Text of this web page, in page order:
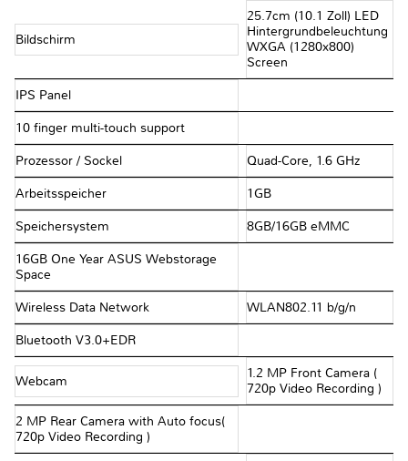
Bildschirm
25.7cm (10.1 Zoll) LED
Hintergrundbeleuchtung
WXGA (1280x800)
Screen
IPS Panel
10 finger multi-touch support
Prozessor / Sockel Quad-Core, 1.6 GHz
Arbeitsspeicher 1GB
Speichersystem 8GB/16GB eMMC
16GB One Year ASUS Webstorage
Space
Wireless Data Network WLAN802.11 b/g/n
Bluetooth V3.0+EDR
Webcam
1.2 MP Front Camera (
720p Video Recording )
2 MP Rear Camera with Auto focus(
720p Video Recording )